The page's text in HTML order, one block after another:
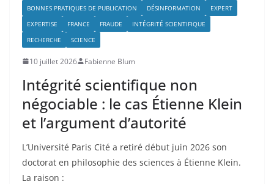
BONNES PRATIQUES DE PUBLICATION
DÉSINFORMATION
EXPERT
EXPERTISE
FRANCE FRAUDE
INTÉGRITÉ SCIENTIFIQUE
RECHERCHE
SCIENCE
10 juillet 2026 Fabienne Blum
Intégrité scientifique non
négociable : le cas Étienne Klein
et l’argument d’autorité
L’Université Paris Cité a retiré début juin 2026 son
doctorat en philosophie des sciences à Étienne Klein.
La raison :